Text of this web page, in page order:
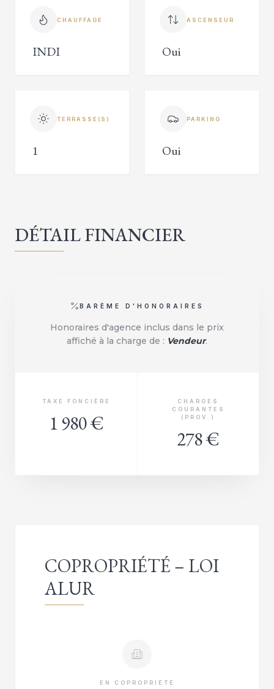
CHAUFFAGE
INDI
ASCENSEUR
Oui
TERRASSE(S)
1
PARKING
Oui
DÉTAIL FINANCIER
BARÈME D'HONORAIRES
Honoraires d'agence inclus dans le prix
affiché à la charge de : Vendeur.
TAXE FONCIÈRE
1 980 €
CHARGES
COURANTES
(PROV.)
278 €
COPROPRIÉTÉ – LOI
ALUR
EN COPROPRIÉTÉ